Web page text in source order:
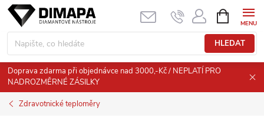
Přejít
obsah
HLEDAT
NÁKUPNÍ
KOŠÍK
Doprava zdarma při objednávce nad 3000,-Kč / NEPLATÍ PRO
NADROZMĚRNÉ ZÁSILKY
Zdravotnické teploměry